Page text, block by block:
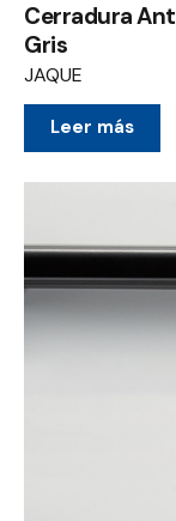
Cerradura
Gris
JAQUE
Leer más